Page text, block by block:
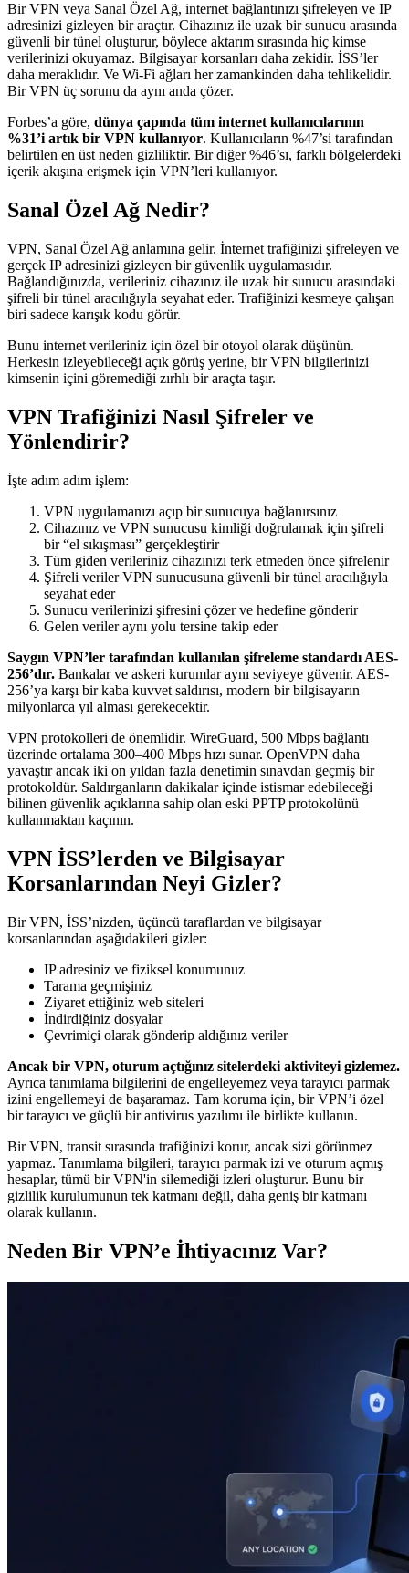
Bir VPN veya Sanal Özel Ağ, internet bağlantınızı şifreleyen ve IP
adresinizi gizleyen bir araçtır. Cihazınız ile uzak bir sunucu arasında
güvenli bir tünel oluşturur, böylece aktarım sırasında hiç kimse
verilerinizi okuyamaz. Bilgisayar korsanları daha zekidir. İSS’ler
daha meraklıdır. Ve Wi-Fi ağları her zamankinden daha tehlikelidir.
Bir VPN üç sorunu da aynı anda çözer.
Forbes’a göre, dünya çapında tüm internet kullanıcılarının
%31’i artık bir VPN kullanıyor. Kullanıcıların %47’si tarafından
belirtilen en üst neden gizliliktir. Bir diğer %46’sı, farklı bölgelerdeki
içerik akışına erişmek için VPN’leri kullanıyor.
Sanal Özel Ağ Nedir?
VPN, Sanal Özel Ağ anlamına gelir. İnternet trafiğinizi şifreleyen ve
gerçek IP adresinizi gizleyen bir güvenlik uygulamasıdır.
Bağlandığınızda, verileriniz cihazınız ile uzak bir sunucu arasındaki
şifreli bir tünel aracılığıyla seyahat eder. Trafiğinizi kesmeye çalışan
biri sadece karışık kodu görür.
Bunu internet verileriniz için özel bir otoyol olarak düşünün.
Herkesin izleyebileceği açık görüş yerine, bir VPN bilgilerinizi
kimsenin içini göremediği zırhlı bir araçta taşır.
VPN Trafiğinizi Nasıl Şifreler ve
Yönlendirir?
İşte adım adım işlem:
VPN uygulamanızı açıp bir sunucuya bağlanırsınız
Cihazınız ve VPN sunucusu kimliği doğrulamak için şifreli
bir “el sıkışması” gerçekleştirir
Tüm giden verileriniz cihazınızı terk etmeden önce şifrelenir
Şifreli veriler VPN sunucusuna güvenli bir tünel aracılığıyla
seyahat eder
Sunucu verilerinizi şifresini çözer ve hedefine gönderir
Gelen veriler aynı yolu tersine takip eder
Saygın VPN’ler tarafından kullanılan şifreleme standardı AES-
256’dır. Bankalar ve askeri kurumlar aynı seviyeye güvenir. AES-
256’ya karşı bir kaba kuvvet saldırısı, modern bir bilgisayarın
milyonlarca yıl alması gerekecektir.
VPN protokolleri de önemlidir. WireGuard, 500 Mbps bağlantı
üzerinde ortalama 300–400 Mbps hızı sunar. OpenVPN daha
yavaştır ancak iki on yıldan fazla denetimin sınavdan geçmiş bir
protokoldür. Saldırganların dakikalar içinde istismar edebileceği
bilinen güvenlik açıklarına sahip olan eski PPTP protokolünü
kullanmaktan kaçının.
VPN İSS’lerden ve Bilgisayar
Korsanlarından Neyi Gizler?
Bir VPN, İSS’nizden, üçüncü taraflardan ve bilgisayar
korsanlarından aşağıdakileri gizler:
IP adresiniz ve fiziksel konumunuz
Tarama geçmişiniz
Ziyaret ettiğiniz web siteleri
İndirdiğiniz dosyalar
Çevrimiçi olarak gönderip aldığınız veriler
Ancak bir VPN, oturum açtığınız sitelerdeki aktiviteyi gizlemez.
Ayrıca tanımlama bilgilerini de engelleyemez veya tarayıcı parmak
izini engellemeyi de başaramaz. Tam koruma için, bir VPN’i özel
bir tarayıcı ve güçlü bir antivirus yazılımı ile birlikte kullanın.
Bir VPN, transit sırasında trafiğinizi korur, ancak sizi görünmez
yapmaz. Tanımlama bilgileri, tarayıcı parmak izi ve oturum açmış
hesaplar, tümü bir VPN'in silemediği izleri oluşturur. Bunu bir
gizlilik kurulumunun tek katmanı değil, daha geniş bir katmanı
olarak kullanın.
Neden Bir VPN’e İhtiyacınız Var?